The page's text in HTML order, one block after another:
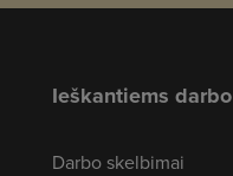
Ieškantiems darbo
Darbo skelbimai